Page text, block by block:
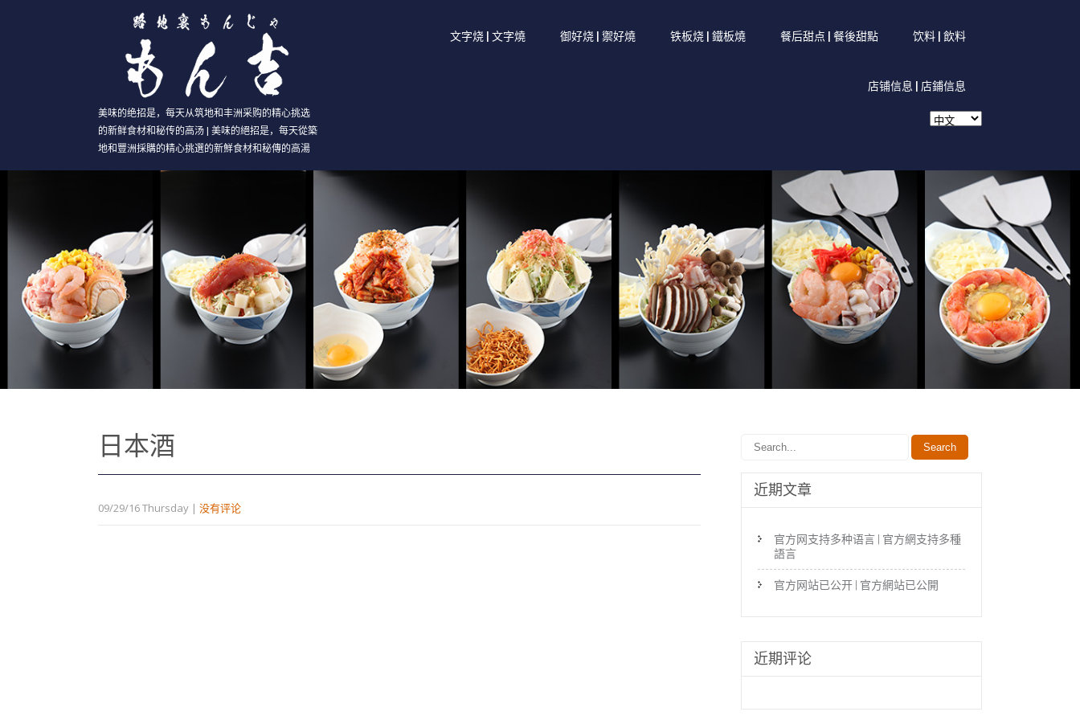
美味的绝招是，每天从筑地和丰洲采购的精心挑选
的新鲜食材和秘传的高汤 | 美味的絕招是，每天從築
地和豐洲採購的精心挑選的新鮮食材和秘傳的高湯
文字烧 | 文字燒 御好烧 | 禦好燒 铁板烧 | 鐵板燒 餐后甜点 | 餐後甜點 饮料 | 飲料
店铺信息 | 店鋪信息
日本酒
09/29/16 Thursday | 没有评论
近期文章
官方网支持多种语言 | 官方網支持多種
語言
官方网站已公开 | 官方網站已公開
近期评论